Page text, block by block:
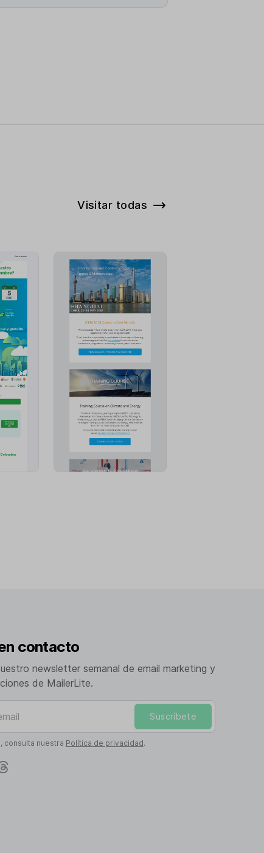
Visitar todas
contacto
newsletter semanal de email marketing y
de MailerLite.
Suscríbete
consulta nuestra Política de privacidad.